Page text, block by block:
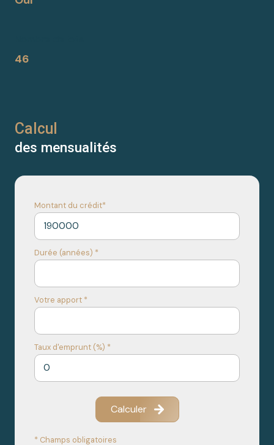
46
Calcul
des mensualités
Montant du crédit*
Durée (années) *
Votre apport *
Taux d'emprunt (%) *
Calculer
* Champs obligatoires